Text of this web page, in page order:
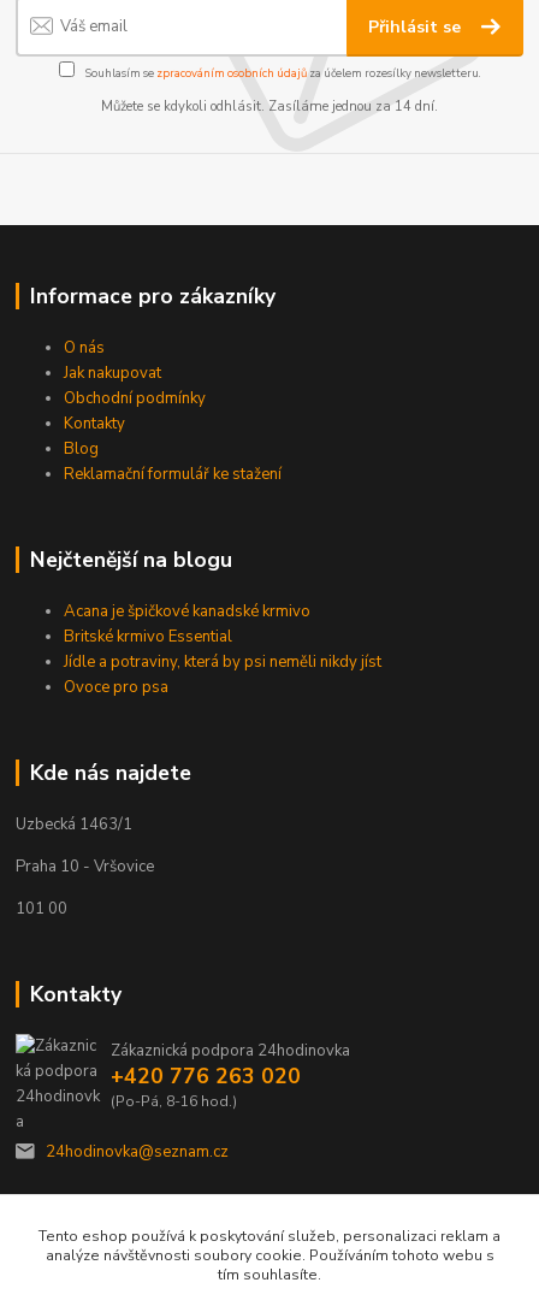
Přihlásit se
Souhlasím se zpracováním osobních údajůza účelem rozesílky newsletteru.
Můžete se kdykoli odhlásit. Zasíláme jednou za 14 dní.
Informace pro zákazníky
O nás
Jak nakupovat
Obchodní podmínky
Kontakty
Blog
Reklamační formulář ke stažení
Nejčtenější na blogu
Acana je špičkové kanadské krmivo
Britské krmivo Essential
Jídle a potraviny, která by psi neměli nikdy jíst
Ovoce pro psa
Kde nás najdete
Uzbecká 1463/1
Praha 10 - Vršovice
101 00
Kontakty
Zákaznická podpora 24hodinovka
+420 776 263 020
(Po-Pá, 8-16 hod.)
24hodinovka@seznam.cz
Tento eshop používá k poskytování služeb, personalizaci reklam a
analýze návštěvnosti soubory cookie. Používáním tohoto webu s
tím souhlasíte.